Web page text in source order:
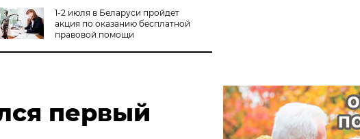
1-2 июля в Беларуси пройдет
акция по оказанию бесплатной
правовой помощи
первый